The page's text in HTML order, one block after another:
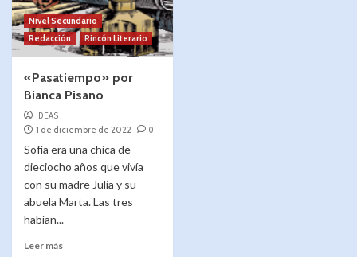
Nivel Secundario
Redacción
Rincón Literario
«Pasatiempo» por
Bianca Pisano
IDEAS
1 de diciembre de 2022
0
Sofía era una chica de
dieciocho años que vivía
con su madre Julia y su
abuela Marta. Las tres
habían...
Leer más